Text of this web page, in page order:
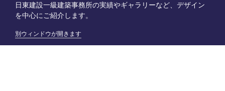
日東建設一級建築事務所の実績やギャラリーなど、デザイン
を中心にご紹介します。
別ウィンドウが開きます